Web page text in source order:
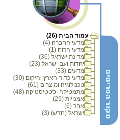
עמוד הבית (26)
מדעי החברה (4)
מדעי הרוח (1)
מדינת ישראל (36)
יהדות ועם ישראל (23)
מדעים (33)
מדעי כדור-הארץ והיקום (30)
טכנולוגיה ומוצרים (61)
מתמטיקה וסטטיסטיקה (48)
אמנויות (29)
אחר (6)
ישראל (חדש) (3)